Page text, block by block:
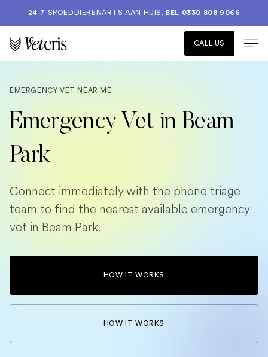
24-7 SPOEDDIERENARTS AAN HUIS. BEL 0330 808 9066
CALL US
EMERGENCY VET NEAR ME
Emergency Vet in Beam
Park
Connect immediately with the phone triage
team to find the nearest available emergency
vet in Beam Park.
HOW IT WORKS
HOW IT WORKS